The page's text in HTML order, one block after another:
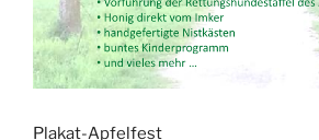
Plakat-Apfelfest